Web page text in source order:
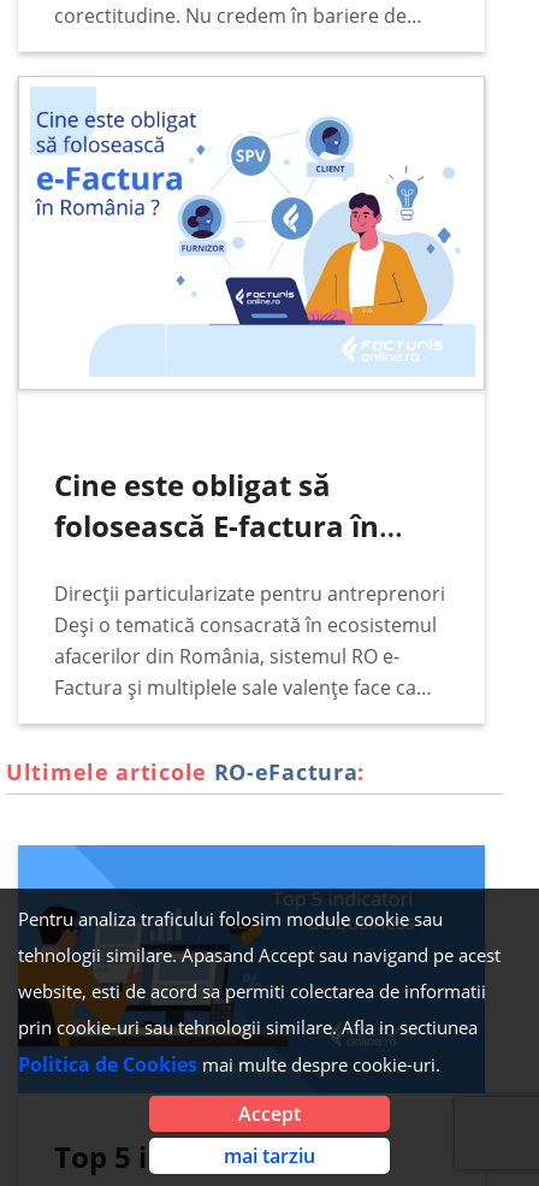
corectitudine. Nu credem în bariere de
preț, abonamente lunare fixe sau taxe
ascunse când vine vorba de funcțiile de
bază ale programului de facturare…
Cine este obligat să
folosească E-factura în
Direcții particularizate pentru antreprenori
Deși o tematică consacrată în ecosistemul
afacerilor din România, sistemul RO e-
Factura și multiplele sale valențe face ca
subiectul să rămână constant pe podiumul
indiferent de vremuri legislative și de
Ultimele articole RO-eFactura:
Top 5 indicatorii de
Pentru analiza traficului folosim module cookie sau
tehnologii similare. Apasand Accept sau navigand pe acest
website, esti de acord sa permiti colectarea de informatii
prin cookie-uri sau tehnologii similare. Afla in sectiunea
Politica de Cookies mai multe despre cookie-uri.
Accept
mai tarziu